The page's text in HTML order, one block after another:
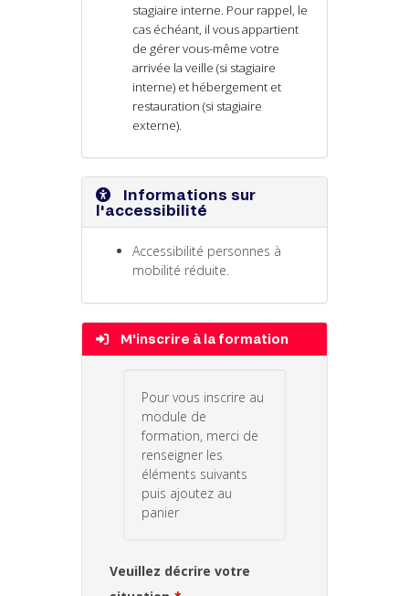
stagiaire interne. Pour rappel, le
cas échéant, il vous appartient
de gérer vous-même votre
arrivée la veille (si stagiaire
interne) et hébergement et
restauration (si stagiaire
externe).
Informations sur
l'accessibilité
Accessibilité personnes à
mobilité réduite.
M'inscrire à la formation
Pour vous inscrire au
module de
formation, merci de
renseigner les
éléments suivants
puis ajoutez au
panier
Veuillez décrire votre